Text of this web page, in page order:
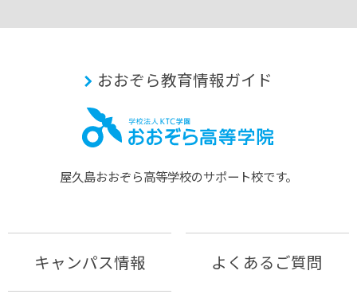
おおぞら教育情報ガイド
屋久島おおぞら⾼等学校のサポート校です。
キャンパス情報 よくあるご質問